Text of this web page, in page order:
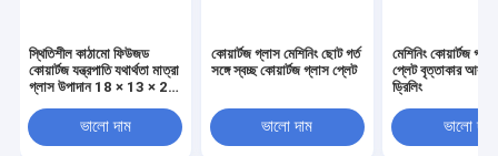
স্থিতিশীল কাঠামো ফিউজড
কোয়ার্টজ যন্ত্রপাতি যথার্থতা মাত্রা
গ্লাস উপাদান 18 × 13 × 21
ভালো দাম
কোয়ার্টজ গ্লাস মেশিনিং ছোট গর্ত
সঙ্গে স্বচ্ছ কোয়ার্টজ গ্লাস প্লেট
ভালো দাম
মেশিনিং কোয়ার্টজ
প্লেট বৃত্তাকার আকৃতি
ড্রিলিং
ভালো দাম